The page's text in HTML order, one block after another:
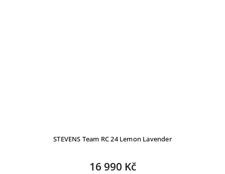
STEVENS Team RC 24 Lemon Lavender
16 990 Kč